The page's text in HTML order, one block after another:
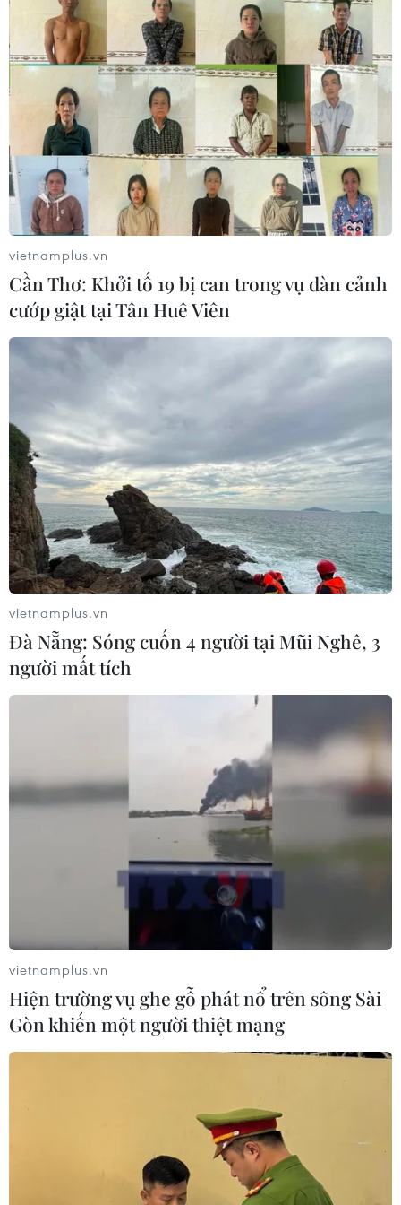
vietnamplus.vn
Cần Thơ: Khởi tố 19 bị can trong vụ dàn cảnh
cướp giật tại Tân Huê Viên
vietnamplus.vn
Đà Nẵng: Sóng cuốn 4 người tại Mũi Nghê, 3
người mất tích
vietnamplus.vn
Hiện trường vụ ghe gỗ phát nổ trên sông Sài
Gòn khiến một người thiệt mạng